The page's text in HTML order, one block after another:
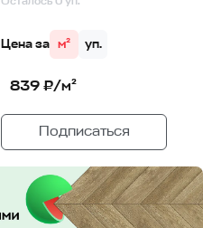
Цена за м² уп.
839 ₽/м²
Подписаться